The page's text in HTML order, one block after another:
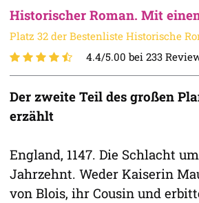
Historischer Roman. Mit
Platz 32 der Bestenliste Historische
4.4/5.00 bei 233
Der zweite Teil des großen
erzählt
England, 1147. Die Schlacht
Jahrzehnt. Weder Kaiserin
von Blois, ihr Cousin und